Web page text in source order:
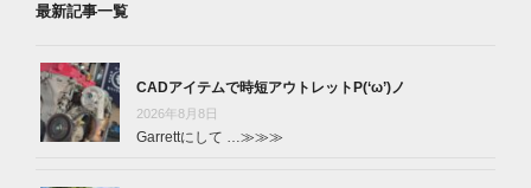
最新記事一覧
CADアイテムで時短アウトレットP(‘ω’)ノ
2026年8月8日
Garrettにして … ≫≫≫